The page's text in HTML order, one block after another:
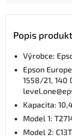
Popis
Výrobce:
Epson
1558/21, 140
Kapacita:
Model 1:
Model 2: